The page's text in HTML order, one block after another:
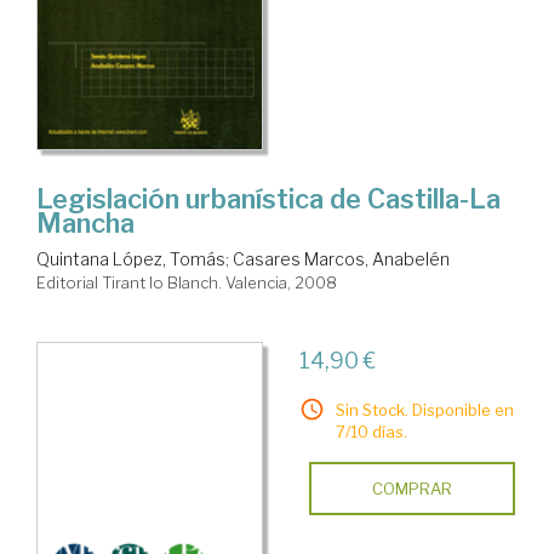
Legislación urbanística de Castilla-La
Mancha
Quintana López, Tomás; Casares Marcos, Anabelén
Editorial Tirant lo Blanch. Valencia, 2008
14,90 €
Sin Stock. Disponible en
7/10 días.
COMPRAR